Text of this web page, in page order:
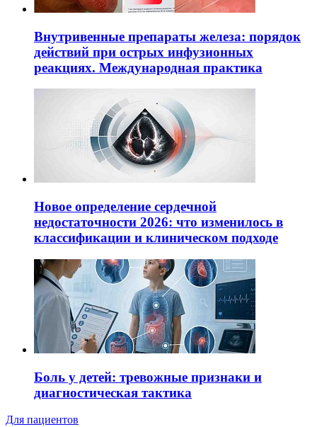
Внутривенные препараты железа: порядок
действий при острых инфузионных
реакциях. Международная практика
Новое определение сердечной
недостаточности 2026: что изменилось в
классификации и клиническом подходе
Боль у детей: тревожные признаки и
диагностическая тактика
Для пациентов